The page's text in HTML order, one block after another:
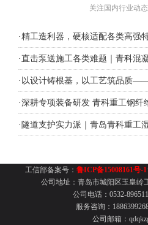
关注国内行业动
·精工造利器，硬核适配各类高强
·直击泵送施工各类难题｜青科混
· 以设计铸根基，以工艺筑品质
·深耕专项装备研发 青科重工钢纤
· 隧道支护实力派｜青岛青科重工
工信部备案号： 鲁ICP备15008161号-1
公司地址：青岛市城阳区玉皇岭
公司电话：0532-
服务咨询：
公司邮箱：